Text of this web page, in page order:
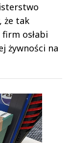
że tak
osłabi
żywności na